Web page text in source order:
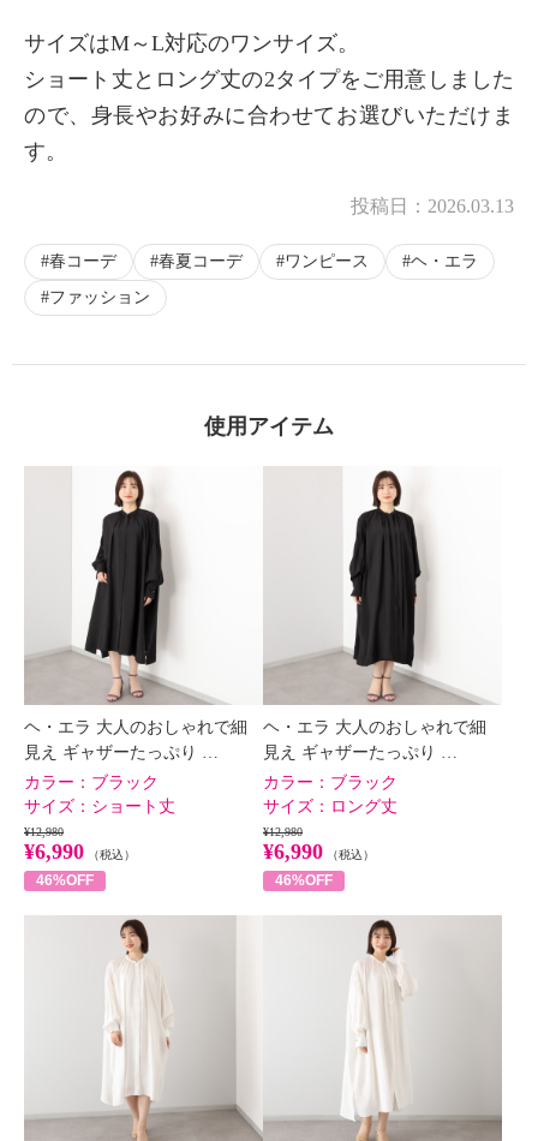
× 商品紹介
サイズはM～L対応のワンサイズ。
ショート丈とロング丈の2タイプをご用意しました
ので、身長やお好みに合わせてお選びいただけま
す。
投稿日： 2026.03.13
春コーデ 春夏コーデ ワンピース
ヘ・エラ
ファッション
使用アイテム
ヘ・エラ 大人のおしゃれで細
見え ギャザーたっぷり …
カラー： ブラック
サイズ： ショート丈
¥12,980
¥6,990 （税込）
46%OFF
ヘ・エラ 大人のおしゃれで細
見え ギャザーたっぷり …
カラー： ブラック
サイズ： ロング丈
¥12,980
¥6,990 （税込）
46%OFF